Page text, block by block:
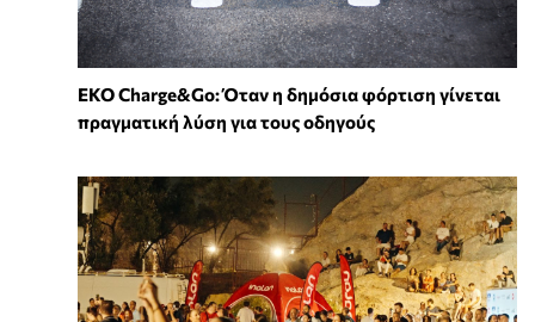
EKO Charge&Go: Όταν η δημόσια φόρτιση γίνεται
πραγματική λύση για τους οδηγούς